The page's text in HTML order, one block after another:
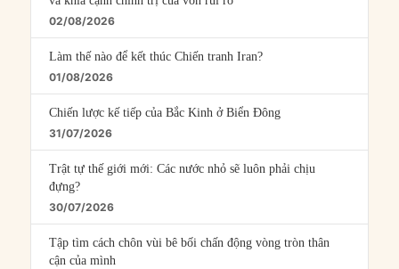
02/08/2026
Làm thế nào để kết thúc Chiến tranh Iran?
01/08/2026
Chiến lược kế tiếp của Bắc Kinh ở Biển Đông
31/07/2026
Trật tự thế giới mới: Các nước nhỏ sẽ luôn phải chịu
đựng?
30/07/2026
Tập tìm cách chôn vùi bê bối chấn động vòng tròn thân
cận của mình